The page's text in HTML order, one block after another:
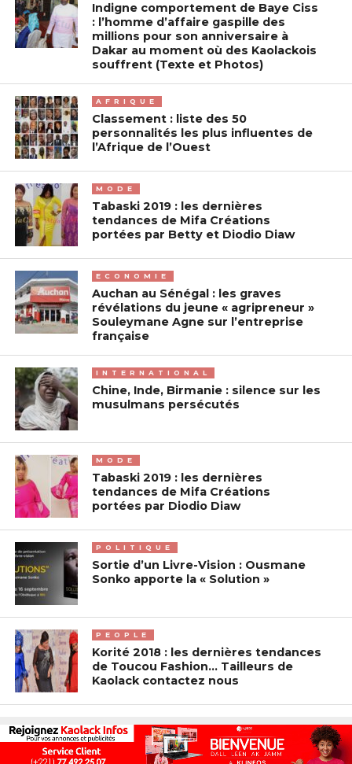
Indigne comportement de Baye Ciss
: l’homme d’affaire gaspille des
millions pour son anniversaire à
Dakar au moment où des Kaolackois
souffrent (Texte et Photos)
AFRIQUE
Classement : liste des 50
personnalités les plus influentes de
l’Afrique de l’Ouest
MODE
Tabaski 2019 : les dernières
tendances de Mifa Créations
portées par Betty et Diodio Diaw
ECONOMIE
Auchan au Sénégal : les graves
révélations du jeune « agripreneur »
Souleymane Agne sur l’entreprise
française
INTERNATIONAL
Chine, Inde, Birmanie : silence sur les
musulmans persécutés
MODE
Tabaski 2019 : les dernières
tendances de Mifa Créations
portées par Diodio Diaw
POLITIQUE
Sortie d’un Livre-Vision : Ousmane
Sonko apporte la « Solution »
PEOPLE
Korité 2018 : les dernières tendances
de Toucou Fashion… Tailleurs de
Kaolack contactez nous